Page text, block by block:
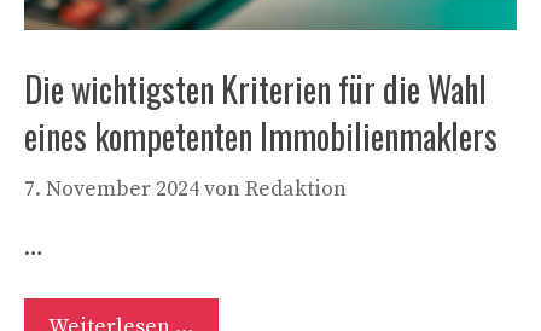
Die wichtigsten Kriterien für die Wahl
eines kompetenten Immobilienmaklers
7. November 2024vonRedaktion
…